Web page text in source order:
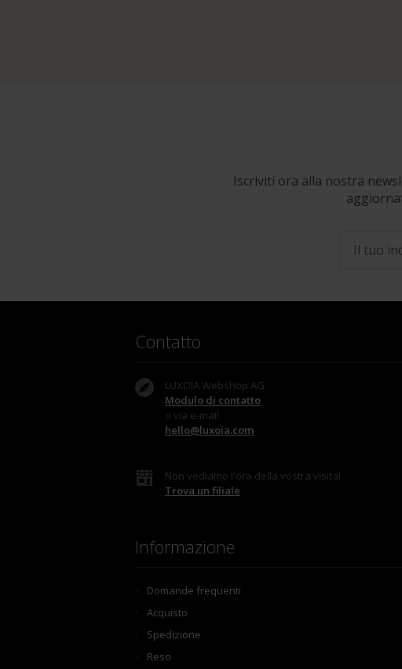
Iscriviti ora alla nostra
Contatto
LUXOIA Webshop AG
Modulo di contatto
o via e-mail
hello@luxoia.com
Non vediamo l'ora della vostra visita!
Trova un filiale
Informazione
Domande frequenti
Acquisto
Spedizione
Reso